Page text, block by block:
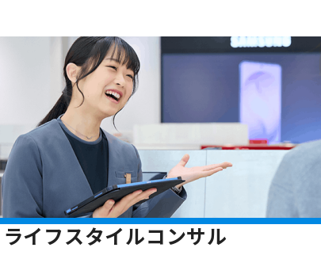
ライフスタイルコンサル